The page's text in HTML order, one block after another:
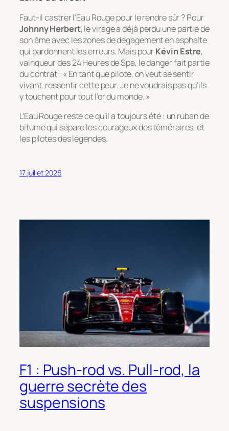
Faut-il castrer l’Eau Rouge pour le rendre sûr ? Pour
Johnny Herbert, le virage a déjà perdu une partie de
son âme avec les zones de dégagement en asphalte
qui pardonnent les erreurs. Mais pourKévin Estre,
vainqueur des 24 Heures de Spa, le danger fait partie
du contrat : « En tant que pilote, on veut se sentir
vivant, ressentir cette peur. Je ne voudrais pas qu’ils
y touchent pour tout l’or du monde. »
L’Eau Rouge reste ce qu’il a toujours été : un ruban de
bitume qui sépare les courageux des téméraires, et
les pilotes des légendes.
17 juillet 2026
F1 : Push-rod vs. Pull-rod, la
guerre secrète des
suspensions